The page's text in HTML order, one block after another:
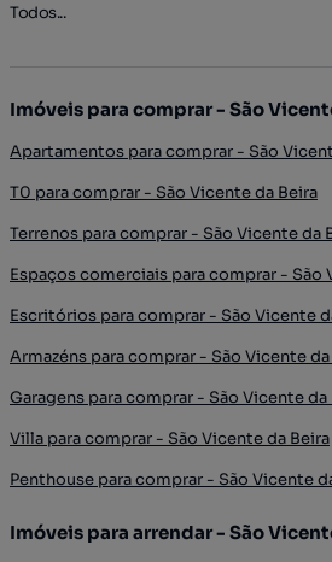
Todos...
Imóveis para comprar - São
Apartamentos para comprar - São
T0 para comprar - São Vicente da Beira
Terrenos para comprar - São Vicente da
Espaços comerciais para comprar - São
Escritórios para comprar - São Vicente
Armazéns para comprar - São Vicente da
Garagens para comprar - São Vicente da
Villa para comprar - São Vicente da Beira
Penthouse para comprar - São Vicente
Imóveis para arrendar - São